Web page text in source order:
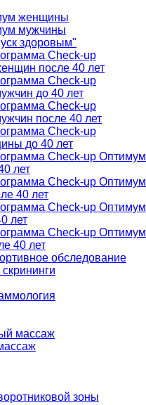
женщины
мужчины
здоровым"
Check-up
после 40 лет
Check-up
до 40 лет
Check-up
после 40 лет
Check-up
до 40 лет
Check-up Оптимум
лет
Check-up Оптимум
40 лет
Check-up Оптимум
лет
Check-up Оптимум
40 лет
обследование
массаж
зоны